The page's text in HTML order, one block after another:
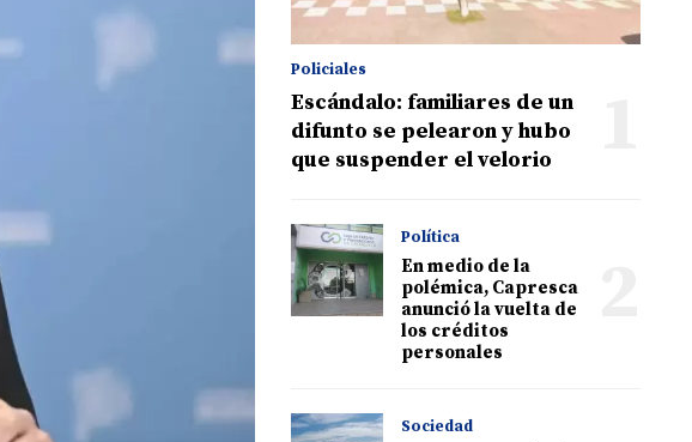
Policiales
Escándalo: familiares de un
difunto se pelearon y hubo
que suspender el velorio
Política
En medio de la
polémica, Capresca
anunció la vuelta de
los créditos
personales
Sociedad